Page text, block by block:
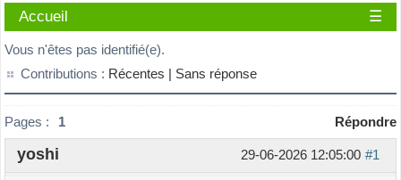
Accueil ☰
Vous n'êtes pas identifié(e).
Contributions : Récentes | Sans réponse
Pages : 1 Répondre
#1
29-06-2026 12:05:00
yoshi